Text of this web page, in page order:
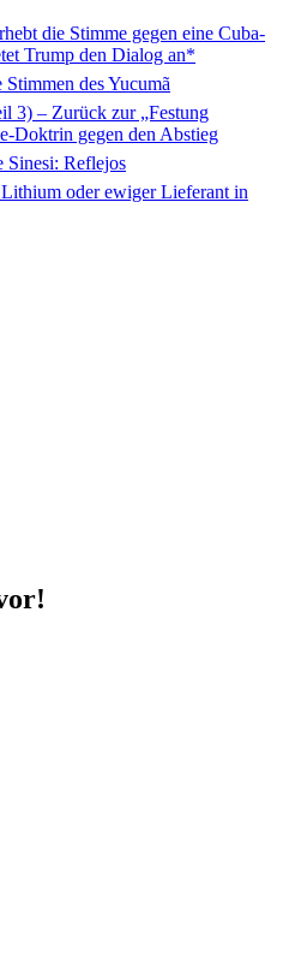
die Stimme gegen eine Cuba-
Trump den Dialog an*
des Yucumã
3) – Zurück zur „Festung
Doktrin gegen den Abstieg
Reflejos
oder ewiger Lieferant in